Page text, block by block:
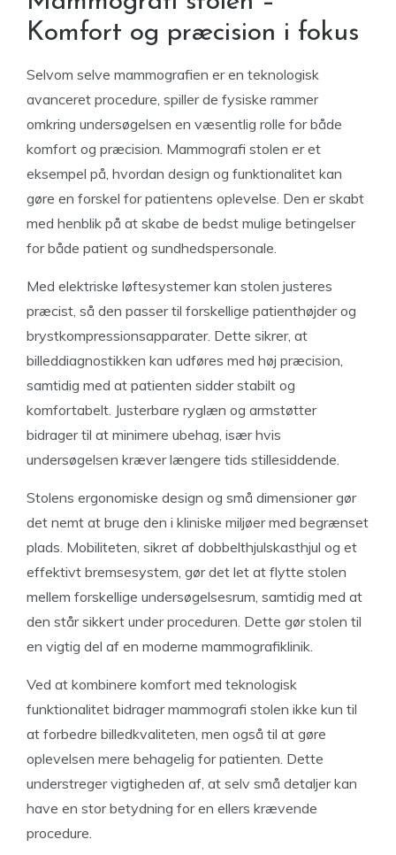
Komfort og præcision i fokus
Selvom selve mammografien er en teknologisk
avanceret procedure, spiller de fysiske rammer
omkring undersøgelsen en væsentlig rolle for både
komfort og præcision. Mammografi stolen er et
eksempel på, hvordan design og funktionalitet kan
gøre en forskel for patientens oplevelse. Den er skabt
med henblik på at skabe de bedst mulige betingelser
for både patient og sundhedspersonale.
Med elektriske løftesystemer kan stolen justeres
præcist, så den passer til forskellige patienthøjder og
brystkompressionsapparater. Dette sikrer, at
billeddiagnostikken kan udføres med høj præcision,
samtidig med at patienten sidder stabilt og
komfortabelt. Justerbare ryglæn og armstøtter
bidrager til at minimere ubehag, især hvis
undersøgelsen kræver længere tids stillesiddende.
Stolens ergonomiske design og små dimensioner gør
det nemt at bruge den i kliniske miljøer med begrænset
plads. Mobiliteten, sikret af dobbelthjulskasthjul og et
effektivt bremsesystem, gør det let at flytte stolen
mellem forskellige undersøgelsesrum, samtidig med at
den står sikkert under proceduren. Dette gør stolen til
en vigtig del af en moderne mammografiklinik.
Ved at kombinere komfort med teknologisk
funktionalitet bidrager mammografi stolen ikke kun til
at forbedre billedkvaliteten, men også til at gøre
oplevelsen mere behagelig for patienten. Dette
understreger vigtigheden af, at selv små detaljer kan
have en stor betydning for en ellers krævende
procedure.